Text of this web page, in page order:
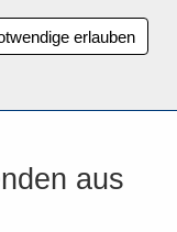
erlauben
aus